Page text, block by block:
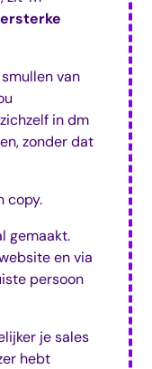
van
in dm
zonder dat
copy.
gemaakt.
en via
persoon
je sales
hebt